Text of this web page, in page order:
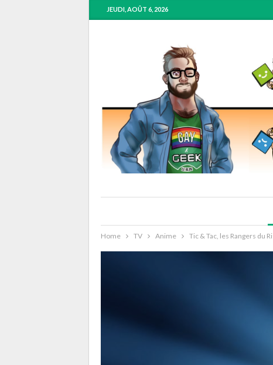
JEUDI, AOÛT 6, 2026
Home TV Anime Tic & Tac, les Rangers du